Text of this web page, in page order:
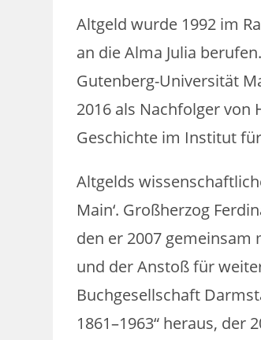
Altgeld wurde 1992 im
an die Alma Julia
Gutenberg-Universität
2016 als Nachfolger
Geschichte im Institut
Altgelds
Main‘. Großherzog
den er 2007
und der Anstoß für
Buchgesellschaft
1861–1963“ heraus, der